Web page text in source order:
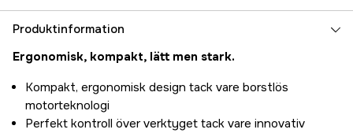
Produktinformation
Ergonomisk, kompakt, lätt men stark.
Kompakt, ergonomisk design tack vare borstlös
motorteknologi
Perfekt kontroll över verktyget tack vare innovativ